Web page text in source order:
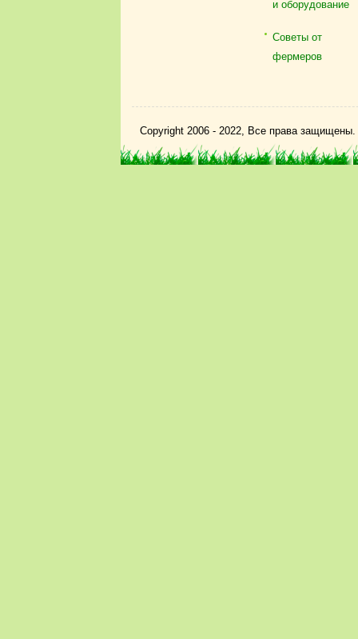
и оборудование
Советы от
фермеров
Copyright 2006 - 2022, Все права защищены.